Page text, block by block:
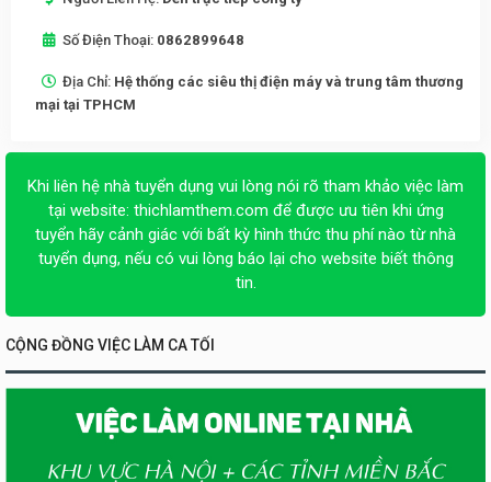
Số Điện Thoại: 0862899648
Địa Chỉ: Hệ thống các siêu thị điện máy và trung tâm thương
mại tại TPHCM
Khi liên hệ nhà tuyển dụng vui lòng nói rõ tham khảo việc làm
tại website: thichlamthem.com để được ưu tiên khi ứng
tuyển hãy cảnh giác với bất kỳ hình thức thu phí nào từ nhà
tuyển dụng, nếu có vui lòng báo lại cho website biết thông
tin.
CỘNG ĐỒNG VIỆC LÀM CA TỐI